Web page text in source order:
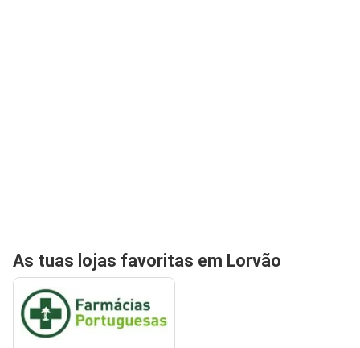
As tuas lojas favoritas em Lorvão